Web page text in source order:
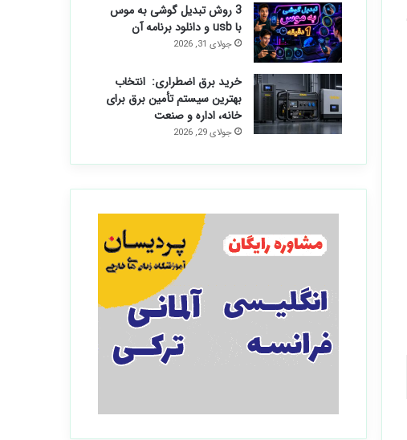
3 روش تبدیل گوشی به موس
با usb و دانلود برنامه آن
جولای 31, 2026
خرید برق اضطراری: انتخاب
بهترین سیستم تأمین برق برای
خانه، اداره و صنعت
جولای 29, 2026